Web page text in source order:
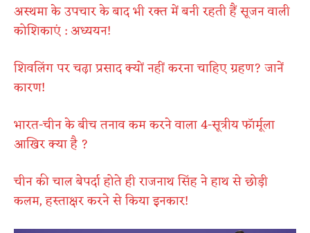
अस्थमा के उपचार के बाद भी रक्त में बनी रहती हैं सूजन वाली
कोशिकाएं : अध्ययन!
शिवलिंग पर चढ़ा प्रसाद क्यों नहीं करना चाहिए ग्रहण? जानें
कारण!
भारत-चीन के बीच तनाव कम करने वाला 4-सूत्रीय फॉर्मूला
आखिर क्या है ?
चीन की चाल बेपर्दा होते ही राजनाथ सिंह ने हाथ से छोड़ी
कलम, हस्ताक्षर करने से किया इनकार!